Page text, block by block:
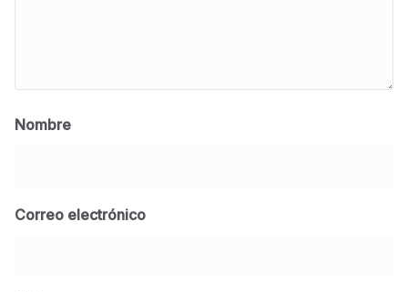
Nombre
Correo electrónico